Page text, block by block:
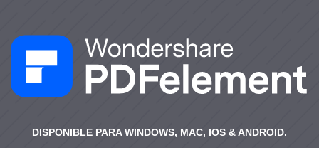
DISPONIBLE PARA WINDOWS, MAC, IOS & ANDROID.